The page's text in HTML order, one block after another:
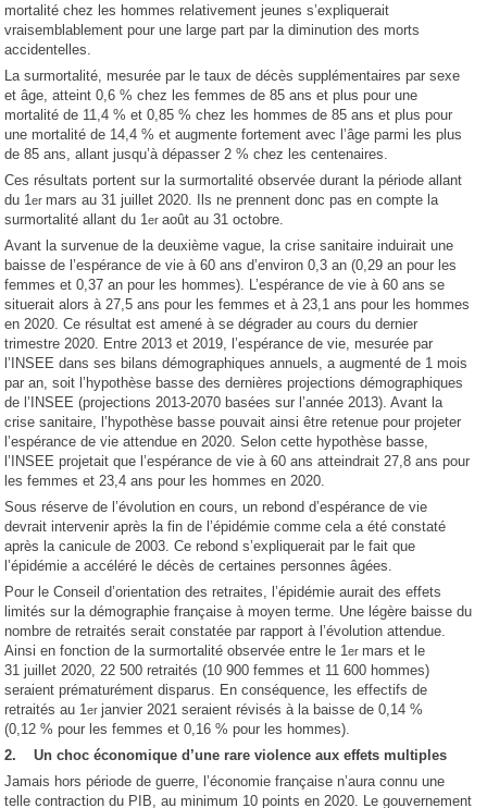
mortalité chez les hommes relativement jeunes s’expliquerait
vraisemblablement pour une large part par la diminution des morts
accidentelles.
La surmortalité, mesurée par le taux de décès supplémentaires par sexe
et âge, atteint 0,6 % chez les femmes de 85 ans et plus pour une
mortalité de 11,4 % et 0,85 % chez les hommes de 85 ans et plus pour
une mortalité de 14,4 % et augmente fortement avec l’âge parmi les plus
de 85 ans, allant jusqu’à dépasser 2 % chez les centenaires.
Ces résultats portent sur la surmortalité observée durant la période allant
du 1er mars au 31 juillet 2020. Ils ne prennent donc pas en compte la
surmortalité allant du 1eraoût au 31 octobre.
Avant la survenue de la deuxième vague, la crise sanitaire induirait une
baisse de l’espérance de vie à 60 ans d’environ 0,3 an (0,29 an pour les
femmes et 0,37 an pour les hommes). L’espérance de vie à 60 ans se
situerait alors à 27,5 ans pour les femmes et à 23,1 ans pour les hommes
en 2020. Ce résultat est amené à se dégrader au cours du dernier
trimestre 2020. Entre 2013 et 2019, l’espérance de vie, mesurée par
l’INSEE dans ses bilans démographiques annuels, a augmenté de 1 mois
par an, soit l’hypothèse basse des dernières projections démographiques
de l’INSEE (projections 2013-2070 basées sur l’année 2013). Avant la
crise sanitaire, l’hypothèse basse pouvait ainsi être retenue pour projeter
l’espérance de vie attendue en 2020. Selon cette hypothèse basse,
l’INSEE projetait que l’espérance de vie à 60 ans atteindrait 27,8 ans pour
les femmes et 23,4 ans pour les hommes en 2020.
Sous réserve de l’évolution en cours, un rebond d’espérance de vie
devrait intervenir après la fin de l’épidémie comme cela a été constaté
après la canicule de 2003. Ce rebond s’expliquerait par le fait que
l’épidémie a accéléré le décès de certaines personnes âgées.
Pour le Conseil d’orientation des retraites, l’épidémie aurait des effets
limités sur la démographie française à moyen terme. Une légère baisse du
nombre de retraités serait constatée par rapport à l’évolution attendue.
Ainsi en fonction de la surmortalité observée entre le 1er mars et le
31 juillet 2020, 22 500 retraités (10 900 femmes et 11 600 hommes)
seraient prématurément disparus. En conséquence, les effectifs de
retraités au 1erjanvier 2021 seraient révisés à la baisse de 0,14 %
(0,12 % pour les femmes et 0,16 % pour les hommes).
2. Un choc économique d’une rare violence aux effets multiples
Jamais hors période de guerre, l’économie française n’aura connu une
telle contraction du PIB, au minimum 10 points en 2020. Le gouvernement